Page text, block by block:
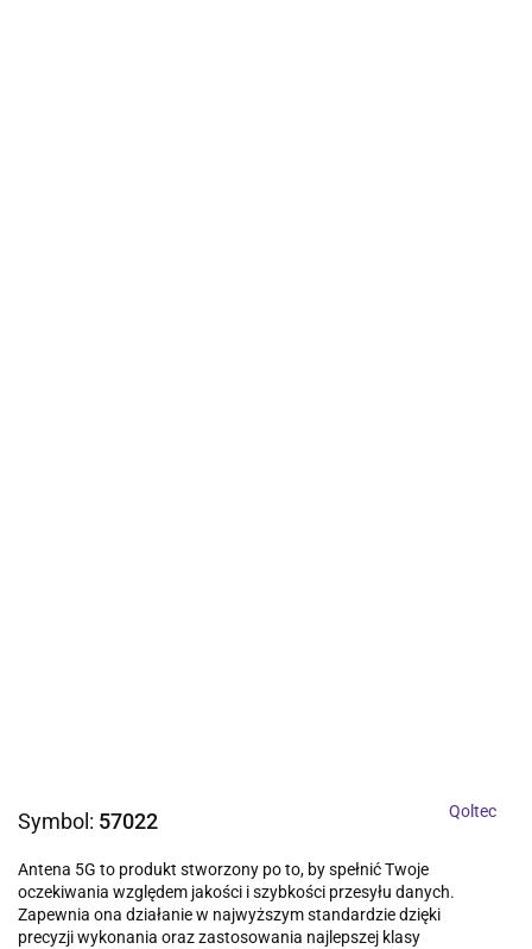
Symbol: 57022 Qoltec
Antena 5G to produkt stworzony po to, by spełnić Twoje
oczekiwania względem jakości i szybkości przesyłu danych.
Zapewnia ona działanie w najwyższym standardzie dzięki
precyzji wykonania oraz zastosowania najlepszej klasy